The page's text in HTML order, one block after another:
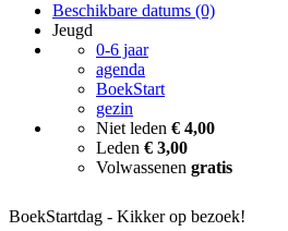
Beschikbare datums (0)
Jeugd
0-6 jaar
agenda
BoekStart
gezin
Niet leden € 4,00
Leden € 3,00
Volwassenen gratis
BoekStartdag - Kikker op bezoek!